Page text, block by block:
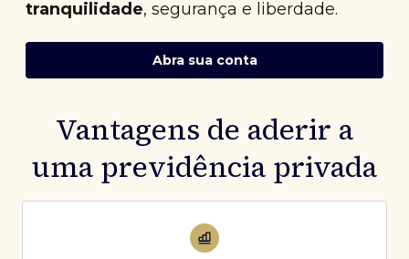
tranquilidade, segurança e liberdade.
Abra sua conta
Vantagens de aderir a
uma previdência privada